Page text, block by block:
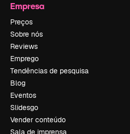
Empresa
Preços
Sobre nós
Reviews
Emprego
Tendências de pesquisa
Blog
Eventos
Slidesgo
Vender conteúdo
Sala de imprensa